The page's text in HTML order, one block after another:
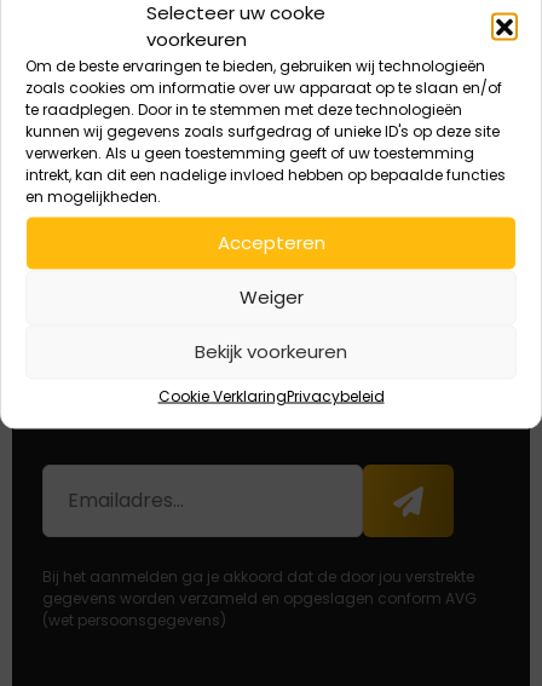
Selecteer uw cooke
voorkeuren
Om de beste ervaringen te bieden, gebruiken wij technologieën
zoals cookies om informatie over uw apparaat op te slaan en/of
te raadplegen. Door in te stemmen met deze technologieën
kunnen wij gegevens zoals surfgedrag of unieke ID's op deze site
verwerken. Als u geen toestemming geeft of uw toestemming
intrekt, kan dit een nadelige invloed hebben op bepaalde functies
en mogelijkheden.
Accepteren
Weiger
Bekijk voorkeuren
Cookie VerklaringPrivacybeleid
Panter Course
winkelmand
Polar Bear Fine
winkelmand
5% korting eenmalig
eerste aankoop
Deze korting is eenmalig geldig bij de eerste
E-
mailadres
Aanmelden
Bij het aanmelden ga je akkoord dat de door jou verstrekte
gegevens worden verzameld en opgeslagen conform AVG
(wet persoonsgegevens)